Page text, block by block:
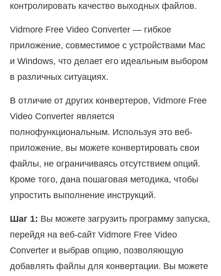
контролировать качество выходных файлов.
Vidmore Free Video Converter — гибкое
приложение, совместимое с устройствами Mac
и Windows, что делает его идеальным выбором
в различных ситуациях.
В отличие от других конвертеров, Vidmore Free
Video Converter является
полнофункциональным. Используя это веб-
приложение, вы можете конвертировать свои
файлы, не ограничиваясь отсутствием опций.
Кроме того, дана пошаговая методика, чтобы
упростить выполнение инструкций.
Шаг 1: Вы можете загрузить программу запуска,
перейдя на веб-сайт Vidmore Free Video
Converter и выбрав опцию, позволяющую
добавлять файлы для конвертации. Вы можете